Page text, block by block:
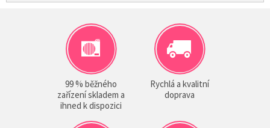
99 % běžného
zařízení skladem a
ihned k dispozici
Rychlá a kvalitní
doprava